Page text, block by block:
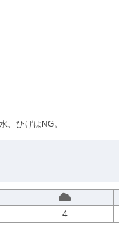
、ひげはNG。
4